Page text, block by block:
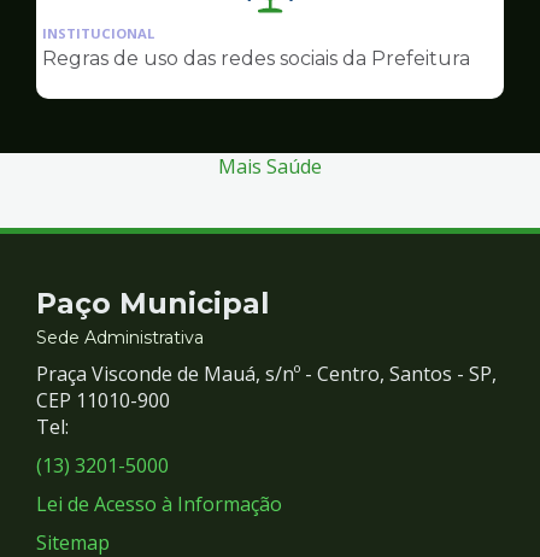
pagina
Comunicação
INSTITUCIONAL
Regras de uso das redes sociais da Prefeitura
Mais Saúde
Contato
e
Redes
Sociais
Paço Municipal
Sede Administrativa
Praça Visconde de Mauá, s/nº - Centro, Santos - SP,
CEP 11010-900
Tel:
(13) 3201-5000
Lei de Acesso à Informação
Sitemap